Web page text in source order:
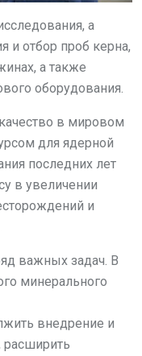
а
и отбор проб керна,
а также
оборудования.
в мировом
для ядерной
последних лет
в увеличении
и
важных задач. В
минерального
внедрение и